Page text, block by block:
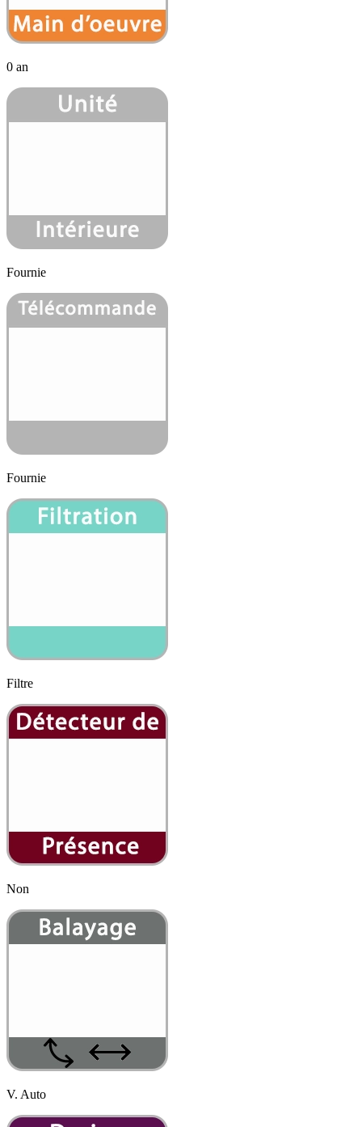
0 an
Fournie
Fournie
Filtre
Non
V. Auto